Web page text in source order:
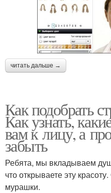
читать дальше →
Как подобрать
Как узнать,
вам к лицу, а
забыть
Ребята, мы вкладываем
что открываете эту
мурашки.